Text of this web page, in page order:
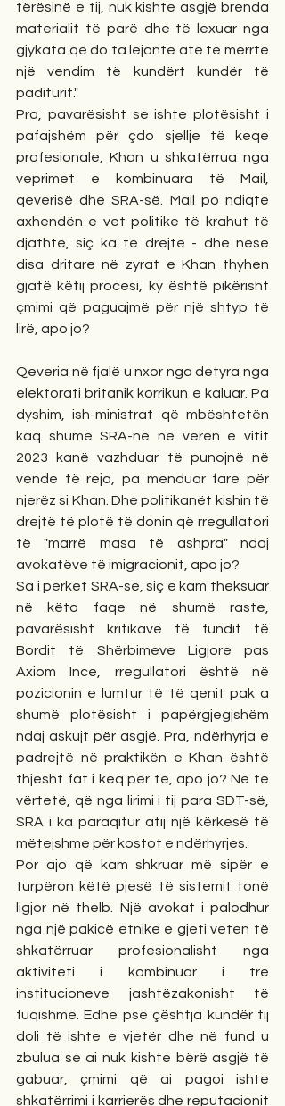
tërësinë e tij, nuk kishte asgjë brenda
materialit të parë dhe të lexuar nga
gjykata që do ta lejonte atë të merrte
një vendim të kundërt kundër të
paditurit."
Pra, pavarësisht se ishte plotësisht i
pafajshëm për çdo sjellje të keqe
profesionale, Khan u shkatërrua nga
veprimet e kombinuara të Mail,
qeverisë dhe SRA-së. Mail po ndiqte
axhendën e vet politike të krahut të
djathtë, siç ka të drejtë - dhe nëse
disa dritare në zyrat e Khan thyhen
gjatë këtij procesi, ky është pikërisht
çmimi që paguajmë për një shtyp të
lirë, apo jo?
Qeveria në fjalë u nxor nga detyra nga
elektorati britanik korrikun e kaluar. Pa
dyshim, ish-ministrat që mbështetën
kaq shumë SRA-në në verën e vitit
2023 kanë vazhduar të punojnë në
vende të reja, pa menduar fare për
njerëz si Khan. Dhe politikanët kishin të
drejtë të plotë të donin që rregullatori
të "marrë masa të ashpra" ndaj
avokatëve të imigracionit, apo jo?
Sa i përket SRA-së, siç e kam theksuar
në këto faqe në shumë raste,
pavarësisht kritikave të fundit të
Bordit të Shërbimeve Ligjore pas
Axiom Ince, rregullatori është në
pozicionin e lumtur të të qenit pak a
shumë plotësisht i papërgjegjshëm
ndaj askujt për asgjë. Pra, ndërhyrja e
padrejtë në praktikën e Khan është
thjesht fat i keq për të, apo jo? Në të
vërtetë, që nga lirimi i tij para SDT-së,
SRA i ka paraqitur atij një kërkesë të
mëtejshme për kostot e ndërhyrjes.
Por ajo që kam shkruar më sipër e
turpëron këtë pjesë të sistemit tonë
ligjor në thelb. Një avokat i palodhur
nga një pakicë etnike e gjeti veten të
shkatërruar profesionalisht nga
aktiviteti i kombinuar i tre
institucioneve jashtëzakonisht të
fuqishme. Edhe pse çështja kundër tij
doli të ishte e vjetër dhe në fund u
zbulua se ai nuk kishte bërë asgjë të
gabuar, çmimi që ai pagoi ishte
shkatërrimi i karrierës dhe reputacionit